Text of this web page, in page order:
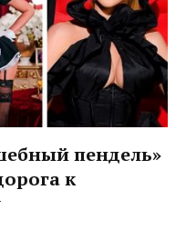
пендель»
к